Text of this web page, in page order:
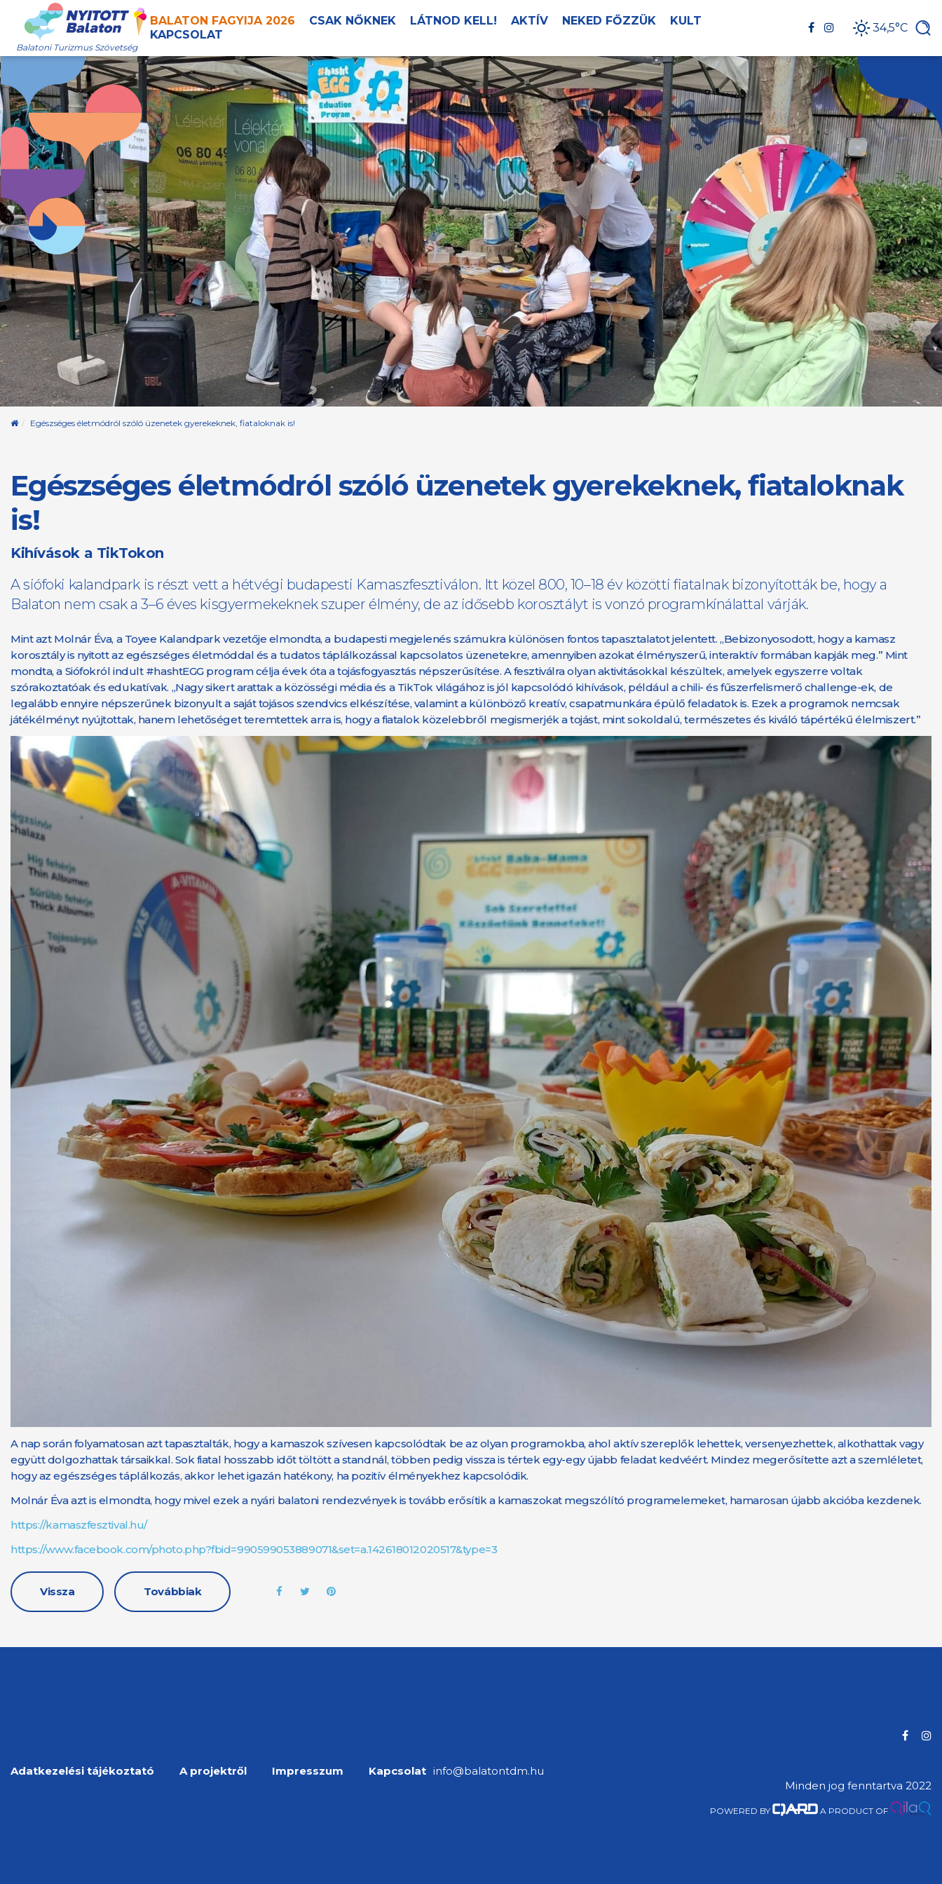
Balatoni Turizmus Szövetség
BALATON FAGYIJA 2026 CSAK NŐKNEK LÁTNOD KELL! AKTÍV NEKED FŐZZÜK
KULT
KAPCSOLAT
34,5°C
Kezdőoldal
Egészséges életmódról szóló üzenetek gyerekeknek, fiataloknak is!
Egészséges életmódról szóló üzenetek gyerekeknek, fiataloknak
is!
Kihívások a TikTokon
A siófoki kalandpark is részt vett a hétvégi budapesti Kamaszfesztiválon. Itt közel 800, 10–18 év közötti fiatalnak bizonyították be, hogy a
Balaton nem csak a 3–6 éves kisgyermekeknek szuper élmény, de az idősebb korosztályt is vonzó programkínálattal várják.
Mint azt Molnár Éva, a Toyee Kalandpark vezetője elmondta, a budapesti megjelenés számukra különösen fontos tapasztalatot jelentett. „Bebizonyosodott, hogy a kamasz
korosztály is nyitott az egészséges életmóddal és a tudatos táplálkozással kapcsolatos üzenetekre, amennyiben azokat élményszerű, interaktív formában kapják meg.” Mint
mondta, a Siófokról indult #hashtEGG program célja évek óta a tojásfogyasztás népszerűsítése. A fesztiválra olyan aktivitásokkal készültek, amelyek egyszerre voltak
szórakoztatóak és edukatívak. „Nagy sikert arattak a közösségi média és a TikTok világához is jól kapcsolódó kihívások, például a chili- és fűszerfelismerő challenge-ek, de
legalább ennyire népszerűnek bizonyult a saját tojásos szendvics elkészítése, valamint a különböző kreatív, csapatmunkára épülő feladatok is. Ezek a programok nemcsak
játékélményt nyújtottak, hanem lehetőséget teremtettek arra is, hogy a fiatalok közelebbről megismerjék a tojást, mint sokoldalú, természetes és kiváló tápértékű élelmiszert.”
A nap során folyamatosan azt tapasztalták, hogy a kamaszok szívesen kapcsolódtak be az olyan programokba, ahol aktív szereplők lehettek, versenyezhettek, alkothattak vagy
együtt dolgozhattak társaikkal. Sok fiatal hosszabb időt töltött a standnál, többen pedig vissza is tértek egy-egy újabb feladat kedvéért. Mindez megerősítette azt a szemléletet,
hogy az egészséges táplálkozás, akkor lehet igazán hatékony, ha pozitív élményekhez kapcsolódik.
Molnár Éva azt is elmondta, hogy mivel ezek a nyári balatoni rendezvények is tovább erősítik a kamaszokat megszólító programelemeket, hamarosan újabb akcióba kezdenek.
https://kamaszfesztival.hu/
https://www.facebook.com/photo.php?fbid=990599053889071&set=a.142618012020517&type=3
Vissza Továbbiak
Adatkezelési tájékoztató A projektről Impresszum Kapcsolat info@balatontdm.hu
Minden jog fenntartva 2022
POWERED BY A PRODUCT OF